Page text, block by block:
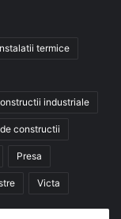
termice
industriale
constructii
Presa
Victa